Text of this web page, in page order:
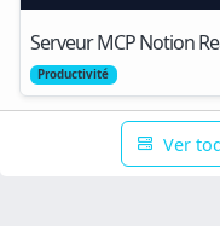
Serveur MCP Notion
Productivité
Ver